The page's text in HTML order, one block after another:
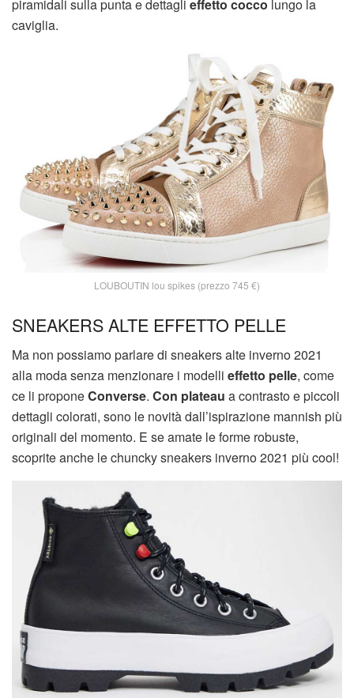
piramidali sulla punta e dettagli effetto cocco lungo la
caviglia.
LOUBOUTIN lou spikes (prezzo 745 €)
SNEAKERS ALTE EFFETTO PELLE
Ma non possiamo parlare di sneakers alte inverno 2021
alla moda senza menzionare i modelli effetto pelle, come
ce li proponeConverse. Con plateau a contrasto e piccoli
dettagli colorati, sono le novità dall’ispirazione mannish più
originali del momento. E se amate le forme robuste,
scoprite anche le chuncky sneakers inverno 2021 più cool!